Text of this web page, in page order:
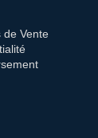
de Vente